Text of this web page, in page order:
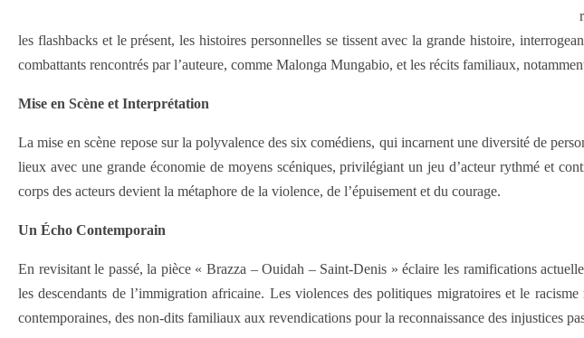
les flashbacks et le présent, les histoires personnelles se tissent avec la grande histoire,
combattants rencontrés par l’auteure, comme Malonga Mungabio, et les récits familiaux,
Mise en Scène et Interprétation
La mise en scène repose sur la polyvalence des six comédiens, qui incarnent une diversité de
lieux avec une grande économie de moyens scéniques, privilégiant un jeu d’acteur rythmé et
corps des acteurs devient la métaphore de la violence, de l’épuisement et du courage.
Un Écho Contemporain
En revisitant le passé, la pièce « Brazza – Ouidah – Saint-Denis » éclaire les ramifications
les descendants de l’immigration africaine. Les violences des politiques migratoires et le
contemporaines, des non-dits familiaux aux revendications pour la reconnaissance des injustices